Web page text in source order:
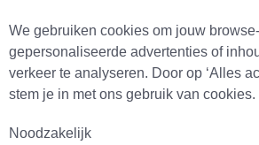
heerlijk. Heeft een zachte
spreken voor zich. Raad deze
een keer te proberen.
We gebruiken cookies om jouw
gepersonaliseerde advertenties of
verkeer te analyseren. Door op ‘Alles
stem je in met ons gebruik van cookies.
Noodzakelijk